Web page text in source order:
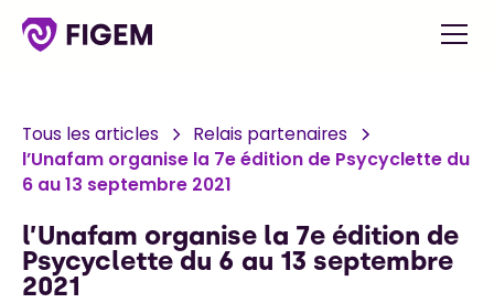
Tous les articles
Relais partenaires
l’Unafam organise la 7e édition de Psycyclette du
6 au 13 septembre 2021
l’Unafam organise la 7e édition de
Psycyclette du 6 au 13 septembre
2021